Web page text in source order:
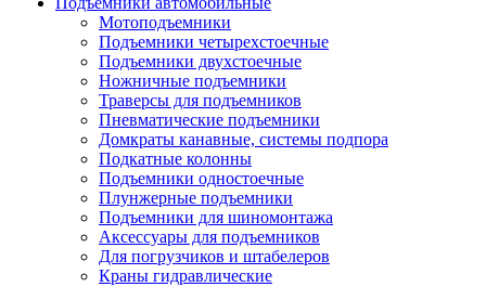
Мотоподъемники
Подъемники четырехстоечные
Подъемники двухстоечные
Ножничные подъемники
Траверсы для подъемников
Пневматические подъемники
Домкраты канавные, системы подпора
Подкатные колонны
Подъемники одностоечные
Плунжерные подъемники
Подъемники для шиномонтажа
Аксессуары для подъемников
Для погрузчиков и штабелеров
Краны гидравлические